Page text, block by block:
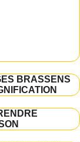
BRASSENS